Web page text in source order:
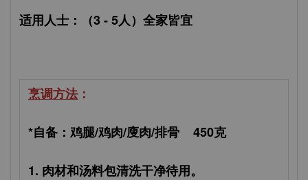
适用人士：（3 - 5人）全家皆宜
烹调方法 ：
*自备：鸡腿/鸡肉/廋肉/排骨 450克
1. 肉材和汤料包清洗干净待用。